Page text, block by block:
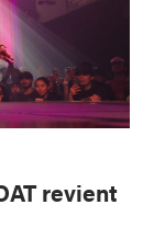
revient